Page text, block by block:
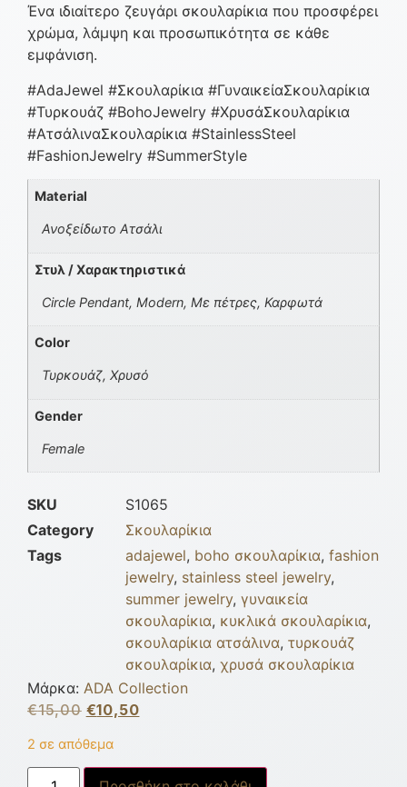
Ένα ιδιαίτερο ζευγάρι σκουλαρίκια που προσφέρει
χρώμα, λάμψη και προσωπικότητα σε κάθε
εμφάνιση.
#AdaJewel #Σκουλαρίκια #ΓυναικείαΣκουλαρίκια
#Τυρκουάζ #BohoJewelry #ΧρυσάΣκουλαρίκια
#ΑτσάλιναΣκουλαρίκια #StainlessSteel
#FashionJewelry #SummerStyle
Material
Ανοξείδωτο Ατσάλι
Στυλ / Χαρακτηριστικά
Circle Pendant, Modern, Με πέτρες, Καρφωτά
Color
Τυρκουάζ, Χρυσό
Gender
Female
SKU
S1065
Category
Σκουλαρίκια
Tags
adajewel, boho σκουλαρίκια, fashion
jewelry, stainless steel jewelry,
summer jewelry, γυναικεία
σκουλαρίκια, κυκλικά σκουλαρίκια,
σκουλαρίκια ατσάλινα, τυρκουάζ
σκουλαρίκια, χρυσά σκουλαρίκια
Μάρκα: ADA Collection
€15,00 €10,50
2 σε απόθεμα